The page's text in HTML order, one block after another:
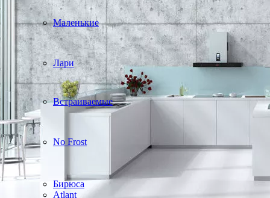
Маленькие
Лари
Встраиваемые
No Frost
Бирюса
Atlant